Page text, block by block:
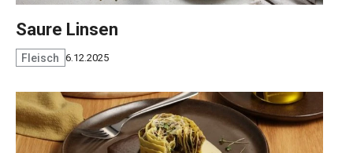
Saure Linsen
Fleisch 6.12.2025